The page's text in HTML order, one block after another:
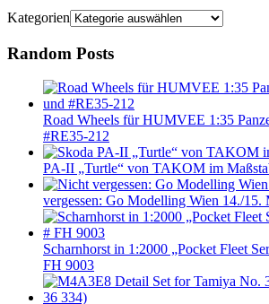
Kategorien
Random Posts
Road Wheels für HUMVEE 1:35
#RE35-212
PA-II „Turtle“ von TAKOM im
vergessen: Go Modelling Wien 14./15.
Scharnhorst in 1:2000 „Pocket Fleet
FH 9003